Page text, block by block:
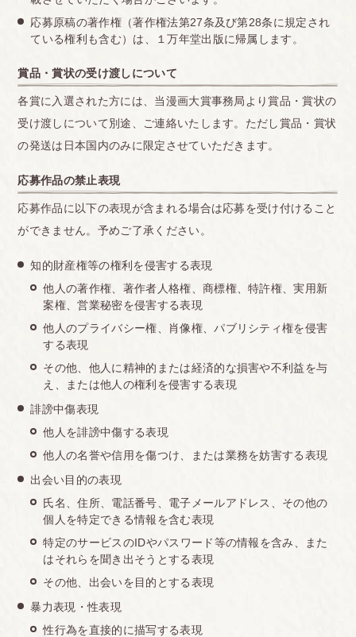
応募原稿の著作権（著作権法第27条及び第28条に規定され
ている権利も含む）は、１万年堂出版に帰属します。
賞品・賞状の受け渡しについて
各賞に入選された方には、当漫画大賞事務局より賞品・賞状の
受け渡しについて別途、ご連絡いたします。ただし賞品・賞状
の発送は日本国内のみに限定させていただきます。
応募作品の禁止表現
応募作品に以下の表現が含まれる場合は応募を受け付けること
ができません。予めご了承ください。
知的財産権等の権利を侵害する表現
他人の著作権、著作者人格権、商標権、特許権、実用新
案権、営業秘密を侵害する表現
他人のプライバシー権、肖像権、パブリシティ権を侵害
する表現
その他、他人に精神的または経済的な損害や不利益を与
え、または他人の権利を侵害する表現
誹謗中傷表現
他人を誹謗中傷する表現
他人の名誉や信用を傷つけ、または業務を妨害する表現
出会い目的の表現
氏名、住所、電話番号、電子メールアドレス、その他の
個人を特定できる情報を含む表現
特定のサービスのIDやパスワード等の情報を含み、また
はそれらを聞き出そうとする表現
その他、出会いを目的とする表現
暴力表現・性表現
性行為を直接的に描写する表現